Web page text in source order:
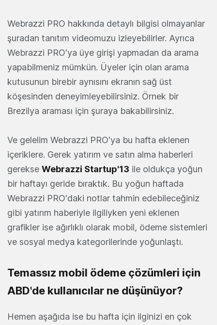
Webrazzi PRO hakkında detaylı bilgisi olmayanlar
şuradan tanıtım videomuzu izleyebilirler. Ayrıca
Webrazzi PRO'ya üye girişi yapmadan da arama
yapabilmeniz mümkün. Üyeler için olan arama
kutusunun birebir aynısını ekranın sağ üst
köşesinden deneyimleyebilirsiniz. Örnek bir
Brezilya araması için şuraya bakabilirsiniz.
Ve gelelim Webrazzi PRO'ya bu hafta eklenen
içeriklere. Gerek yatırım ve satın alma haberleri
gerekse Webrazzi Startup'13 ile oldukça yoğun
bir haftayı geride bıraktık. Bu yoğun haftada
Webrazzi PRO'daki notlar tahmin edebileceğiniz
gibi yatırım haberiyle ilgiliyken yeni eklenen
grafikler ise ağırlıklı olarak mobil, ödeme sistemleri
ve sosyal medya kategorilerinde yoğunlaştı.
Temassız mobil ödeme çözümleri için
ABD'de kullanıcılar ne düşünüyor?
Hemen aşağıda ise bu hafta için ilginizi en çok